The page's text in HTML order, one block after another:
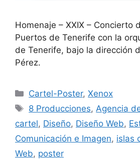
Homenaje – XXIX – Concierto
Puertos de Tenerife con la
de Tenerife, bajo la dirección
Pérez.
Cartel-Poster,Xenox
8 Producciones, Agencia
cartel, Diseño, Diseño Web,
Comunicación e Imagen, islas
Web, poster